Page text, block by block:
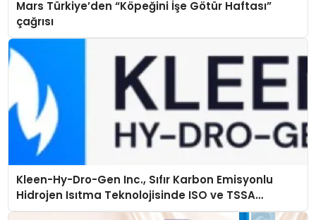
Mars Türkiye’den “Köpeğini İşe Götür Haftası”
çağrısı
Kleen-Hy-Dro-Gen Inc., Sıfır Karbon Emisyonlu
Hidrojen Isıtma Teknolojisinde ISO ve TSSA
Düzenleyici Onaylarını Aldı